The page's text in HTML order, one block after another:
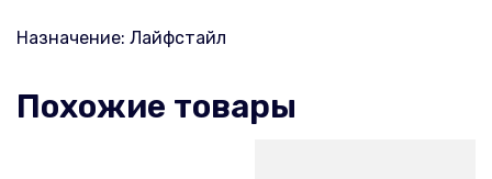
Назначение: Лайфстайл
Похожие товары